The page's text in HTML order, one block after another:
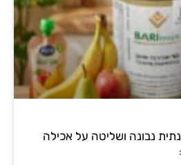
נבונה ושליטה על אכילה